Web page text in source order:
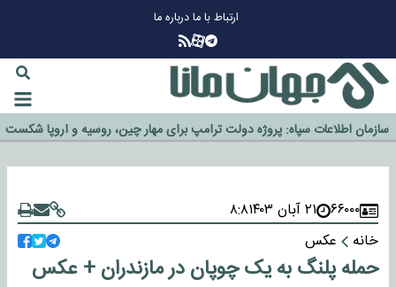
ارتباط با مادرباره ما
گزینه جدایی اوسمار روی میز مدیران پرسپولیس
آیا رئیس جمهور آمریکا قانون را دور می‌زند؟
اخراج رسمی چهره نامدار از پرسپولیس
سازمان اطلاعات سپاه: پروژه دولت ترامپ برای مهار چین، روسیه و اروپا شکست
خورد
۶۶۰۰۰ ۲۱ آبان ۱۴۰۳
۸:۸
خانه
عکس
حمله پلنگ به یک چوپان در مازندران + عکس